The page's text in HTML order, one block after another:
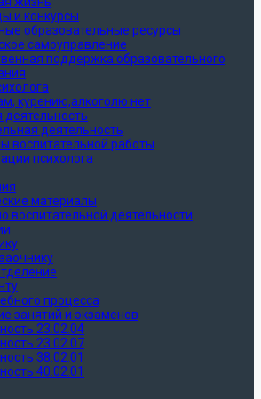
и конкурсы
образовательные ресурсы
самоуправление
поддержка образовательного
курению,алкоголю нет
деятельность
деятельность
воспитательной работы
психолога
материалы
воспитательной деятельности
процесса
занятий и экзаменов
23.02.04
23.02.07
38.02.01
40.02.01